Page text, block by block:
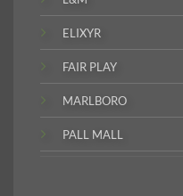
ELIXYR
FAIR PLAY
MARLBORO
PALL MALL